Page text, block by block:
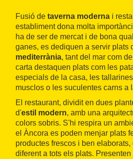
Fusió de taverna moderna i
establiment dona molta
ha de ser de mercat i de bona
ganes, es dediquen a servir plats
mediterrània, tant del mar com
carta destaquen plats com les
especials de la casa, les
musclos o les suculentes carns a
El restaurant, dividit en dues
d'estil modern, amb una
colors sobris. S'hi respira un
el Àncora es poden menjar plats
productes frescos i ben
diferent a tots els plats.